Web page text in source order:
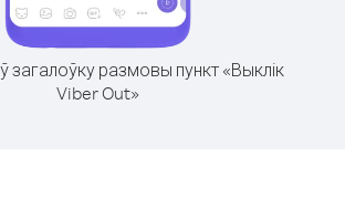
загалоўку размовы пункт «Выклік
Viber Out»